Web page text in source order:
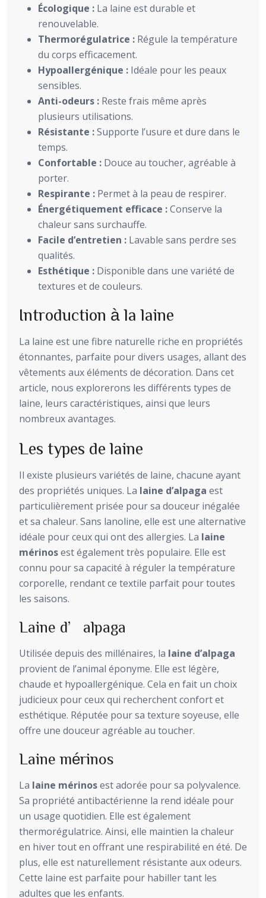
Écologique : La laine est durable et
renouvelable.
Thermorégulatrice : Régule la température
du corps efficacement.
Hypoallergénique : Idéale pour les peaux
sensibles.
Anti-odeurs : Reste frais même après
plusieurs utilisations.
Résistante :Supporte l’usure et dure dans le
temps.
Confortable : Douce au toucher, agréable à
porter.
Respirante : Permet à la peau de respirer.
Énergétiquement efficace :Conserve la
chaleur sans surchauffe.
Facile d’entretien : Lavable sans perdre ses
qualités.
Esthétique : Disponible dans une variété de
textures et de couleurs.
Introduction à la laine
La laine est une fibre naturelle riche en propriétés
étonnantes, parfaite pour divers usages, allant des
vêtements aux éléments de décoration. Dans cet
article, nous explorerons les différents types de
laine, leurs caractéristiques, ainsi que leurs
nombreux avantages.
Les types de laine
Il existe plusieurs variétés de laine, chacune ayant
des propriétés uniques. La laine d’alpaga est
particulièrement prisée pour sa douceur inégalée
et sa chaleur. Sans lanoline, elle est une alternative
idéale pour ceux qui ont des allergies. La laine
mérinosest également très populaire. Elle est
connu pour sa capacité à réguler la température
corporelle, rendant ce textile parfait pour toutes
les saisons.
Laine d’alpaga
Utilisée depuis des millénaires, la laine d’alpaga
provient de l’animal éponyme. Elle est légère,
chaude et hypoallergénique. Cela en fait un choix
judicieux pour ceux qui recherchent confort et
esthétique. Réputée pour sa texture soyeuse, elle
offre une douceur agréable au toucher.
Laine mérinos
La laine mérinosest adorée pour sa polyvalence.
Sa propriété antibactérienne la rend idéale pour
un usage quotidien. Elle est également
thermorégulatrice. Ainsi, elle maintien la chaleur
en hiver tout en offrant une respirabilité en été. De
plus, elle est naturellement résistante aux odeurs.
Cette laine est parfaite pour habiller tant les
adultes que les enfants.